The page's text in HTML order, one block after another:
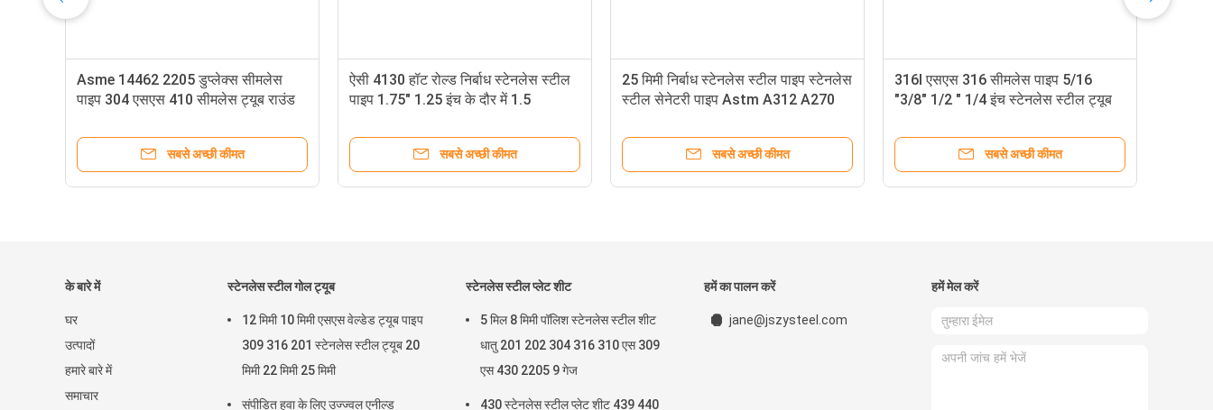
Asme 14462 2205 डुप्लेक्स सीमलेस
पाइप 304 एसएस 410 सीमलेस ट्यूब राउंड
सबसे अच्छी कीमत
ऐसी 4130 हॉट रोल्ड निर्बाध स्टेनलेस स्टील
पाइप 1.75" 1.25 इंच के दौर में 1.5
सबसे अच्छी कीमत
25 मिमी निर्बाध स्टेनलेस स्टील पाइप स्टेनलेस
स्टील सेनेटरी पाइप Astm A312 A270
सबसे अच्छी कीमत
316l एसएस 316 सीमलेस पाइप 5/16
"3/8" 1/2 " 1/4 इंच स्टेनलेस स्टील ट्यूब
सबसे अच्छी कीमत
के बारे में
घर
उत्पादों
हमारे बारे में
समाचार
स्टेनलेस स्टील गोल ट्यूब
12 मिमी 10 मिमी एसएस वेल्डेड ट्यूब पाइप
309 316 201 स्टेनलेस स्टील ट्यूब 20
मिमी 22 मिमी 25 मिमी
संपीड़ित हवा के लिए उज्ज्वल एनील्ड
स्टेनलेस स्टील प्लेट शीट
5 मिल 8 मिमी पॉलिश स्टेनलेस स्टील शीट
धातु 201 202 304 316 310 एस 309
एस 430 2205 9 गेज
430 स्टेनलेस स्टील प्लेट शीट 439 440
हमें का पालन करें
jane@jszysteel.com
हमें मेल करें